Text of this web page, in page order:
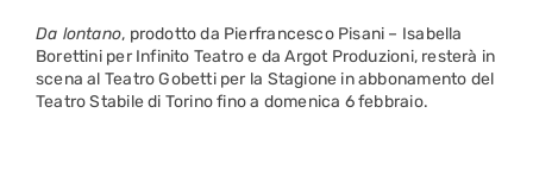
Da lontano, prodotto da Pierfrancesco Pisani – Isabella
Borettini per Infinito Teatro e da Argot Produzioni, resterà in
scena al Teatro Gobetti per la Stagione in abbonamento del
Teatro Stabile di Torino fino a domenica 6 febbraio.